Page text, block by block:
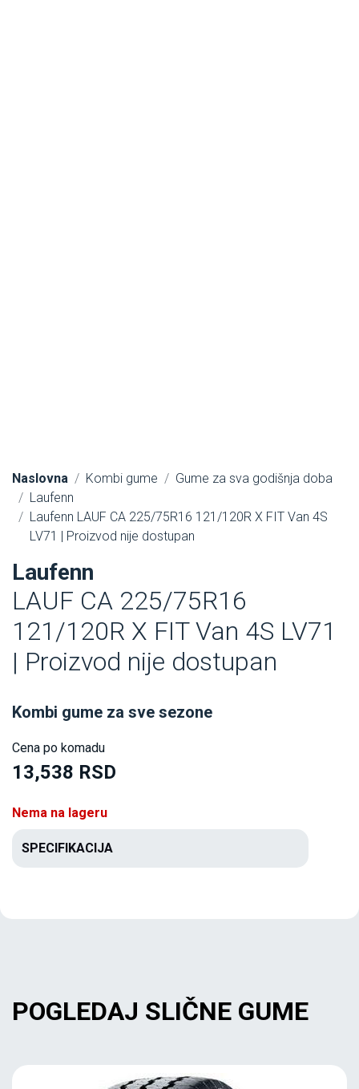
Naslovna Kombi gume
Gume za sva godišnja doba
Laufenn
Laufenn LAUF CA 225/75R16 121/120R X FIT Van 4S
LV71 | Proizvod nije dostupan
Laufenn
LAUF CA 225/75R16
121/120R X FIT Van 4S LV71
| Proizvod nije dostupan
Kombi gume za sve sezone
Cena po komadu
13,538 RSD
Nema na lageru
SPECIFIKACIJA
POGLEDAJ SLIČNE GUME